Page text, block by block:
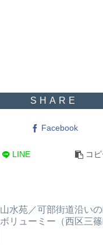
Facebook
LINE コ
山水苑／可部街道沿い
ボリューミー（西区三篠